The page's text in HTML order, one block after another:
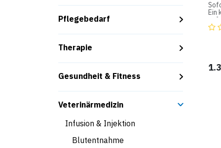
Pflegebedarf
Therapie
Gesundheit & Fitness
Veterinärmedizin
Infusion & Injektion
Blutentnahme
Ein